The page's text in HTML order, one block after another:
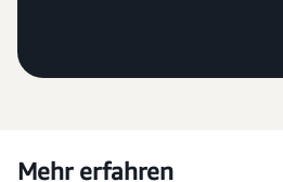
Mehr erfahren